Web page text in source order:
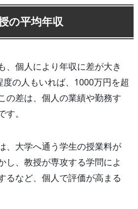
の平均年収
、個人により年収に差が大き
の人もいれば、1000万円を超
の差は、個人の業績や勤務す
。
、大学へ通う学生の授業料が
し、教授が専攻する学問によ
るなど、個人で評価が高まる